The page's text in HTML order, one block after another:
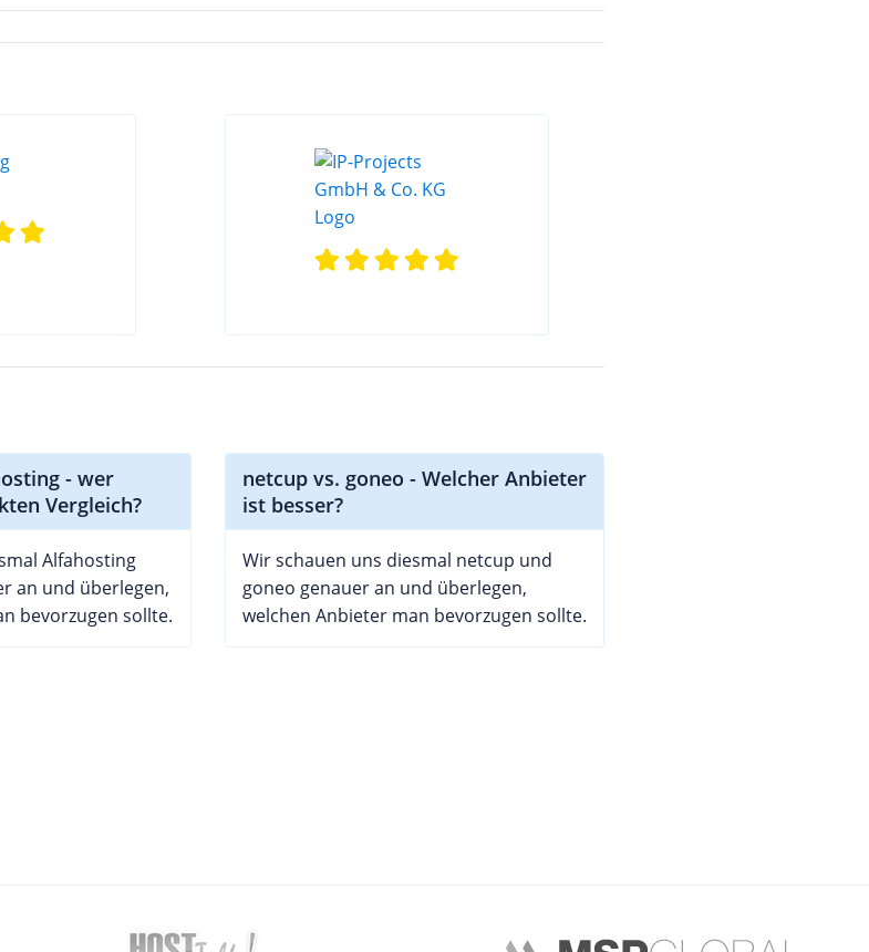
- wer
Vergleich?
Alfahosting
an und überlegen,
bevorzugen sollte.
netcup vs. goneo - Welcher Anbieter
ist besser?
Wir schauen uns diesmal netcup und
goneo genauer an und überlegen,
welchen Anbieter man bevorzugen sollte.